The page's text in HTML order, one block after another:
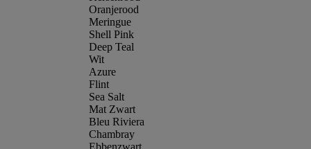
Oranjerood
Meringue
Shell Pink
Deep Teal
Wit
Azure
Flint
Sea Salt
Mat Zwart
Bleu Riviera
Chambray
Ebbenzwart